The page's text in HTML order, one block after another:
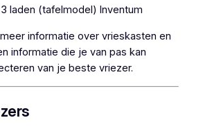
laden (tafelmodel) Inventum
informatie over vrieskasten en
informatie die je van pas kan
van je beste vriezer.